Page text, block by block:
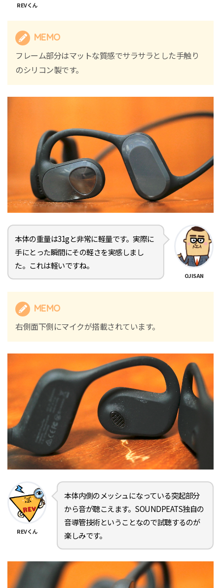
REVくん
MEMO
フレーム部分はマットな質感でサラサラとした手触り
のシリコン製です。
本体の重量は31gと非常に軽量です。実際に
手にとった瞬間にその軽さを実感しまし
た。これは軽いですね。
OJISAN
MEMO
右側面下側にマイクが搭載されています。
REVくん
本体内側のメッシュになっている突起部分
から音が聴こえます。SOUNDPEATS独自の
音導管技術ということなので試聴するのが
楽しみです。